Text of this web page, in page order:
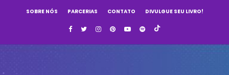
SOBRE NÓS PARCERIAS CONTATO DIVULGUE SEU LIVRO!